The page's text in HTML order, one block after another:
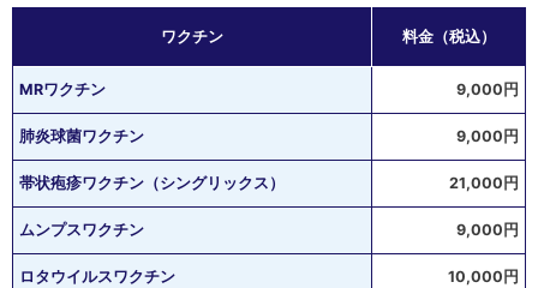
ワクチン 料金（税込）
MRワクチン 9,000円
肺炎球菌ワクチン 9,000円
帯状疱疹ワクチン（シングリックス） 21,000円
ムンプスワクチン 9,000円
ロタウイルスワクチン 10,000円